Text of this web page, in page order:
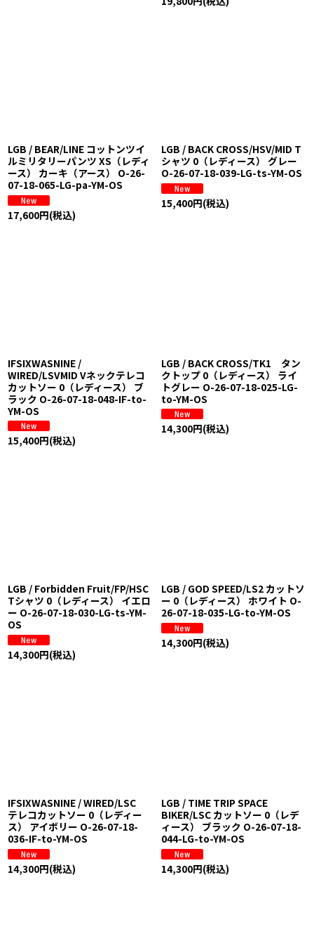
LGB / BEAR/LINE コットンツイ
ルミリタリーパンツ XS（レディ
ース） カーキ（アース） O-26-
07-18-065-LG-pa-YM-OS
17,600円(税込)
LGB / BACK CROSS/HSV/MID T
シャツ 0（レディース） グレー
O-26-07-18-039-LG-ts-YM-OS
15,400円(税込)
IFSIXWASNINE /
WIRED/LSVMID Vネックテレコ
カットソー 0（レディース） ブ
ラック O-26-07-18-048-IF-to-
YM-OS
15,400円(税込)
LGB / BACK CROSS/TK1 タン
クトップ 0（レディース） ライ
トグレー O-26-07-18-025-LG-
to-YM-OS
14,300円(税込)
LGB / Forbidden Fruit/FP/HSC
Tシャツ 0（レディース） イエロ
ー O-26-07-18-030-LG-ts-YM-
OS
14,300円(税込)
LGB / GOD SPEED/LS2 カットソ
ー 0（レディース） ホワイト O-
26-07-18-035-LG-to-YM-OS
14,300円(税込)
IFSIXWASNINE / WIRED/LSC
テレコカットソー 0（レディー
ス） アイボリー O-26-07-18-
036-IF-to-YM-OS
14,300円(税込)
LGB / TIME TRIP SPACE
BIKER/LSC カットソー 0（レデ
ィース） ブラック O-26-07-18-
044-LG-to-YM-OS
14,300円(税込)